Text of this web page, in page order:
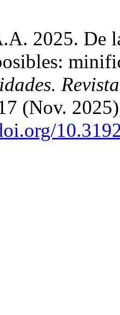
2025. De
(Nov.